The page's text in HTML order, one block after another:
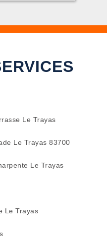
Le Trayas
Le Trayas 83700
Le Trayas
Le Trayas